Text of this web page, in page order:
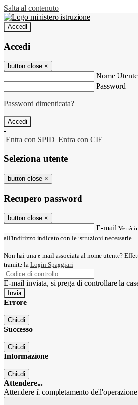
Salta al contenuto
Accedi
Accedi
button close ×
Nome Utente
Password
Password dimenticata?
-
Entra con SPID Entra con CIE
Seleziona utente
button close ×
Recupero password
button close ×
E-mail Verrà
all'indirizzo indicato con le istruzioni necessarie.
Non hai una e-mail associata al nome utente?
tramite la Login Spaggiari
E-mail inviata, si prega di controllare la
Errore
Chiudi
Successo
Chiudi
Informazione
Chiudi
Attendere...
Attendere il completamento